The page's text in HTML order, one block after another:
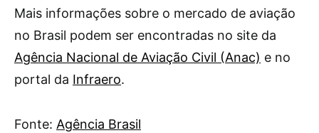
Mais informações sobre o mercado de aviação
no Brasil podem ser encontradas no site da
Agência Nacional de Aviação Civil (Anac) e no
portal da Infraero.
Fonte: Agência Brasil